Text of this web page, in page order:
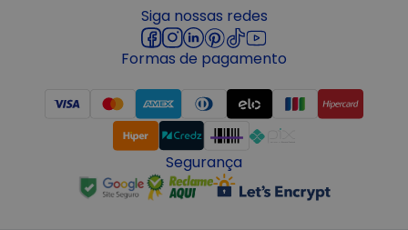
Siga nossas redes
Formas de pagamento
Segurança